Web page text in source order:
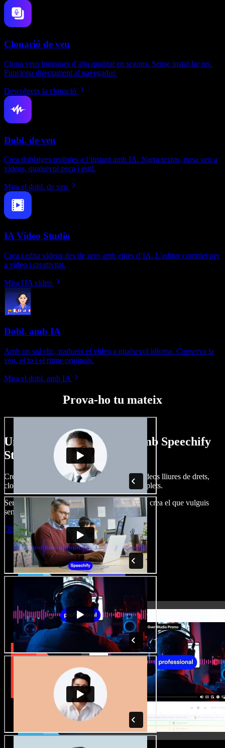
Clonació de veu
Clona veus humanes d’alta qualitat en segons. Sense instal·lar res.
Funciona directament al navegador.
Descobreix la clonació
Dobl. de veu
Crea doblatges realistes a l’instant amb IA. Narra textos, posa veu a
vídeos, qualsevol peça i estil.
Mira el dobl. de veu
IA Vídeo Studio
Crea i edita vídeos des de zero amb eines d’IA. L’editor complet per
a vídeo i creativitat.
Mira l'IA vídeo
Dobl. amb IA
Amb un sol clic, tradueix el vídeo a qualsevol idioma. Conserva la
veu, el to i el ritme originals.
Mira el dobl. amb IA
Prova-ho tu mateix
Un tastet del que pots fer amb Speechify
Studio.
Crea dobl. de veu, afegeix imatges, àudio, vídeos lliures de drets,
clona veus i munta projectes multimèdia complets.
Sense corba d’aprenentatge, tot al navegador: crea el que vulguis
sense els límits de sempre.
Obre l'Studio